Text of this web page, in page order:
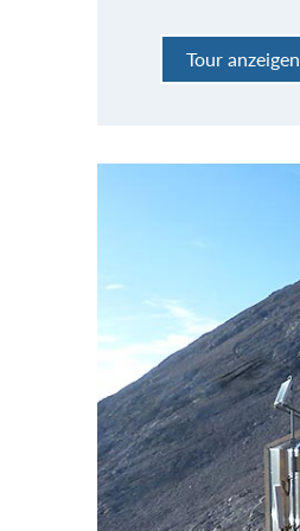
Tour anzeigen